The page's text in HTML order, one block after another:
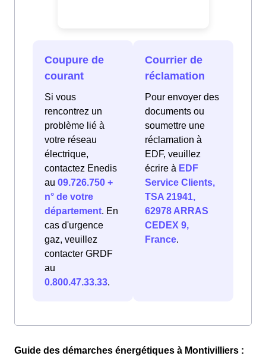
Coupure de
courant
Si vous
rencontrez un
problème lié à
votre réseau
électrique,
contactez Enedis
au 09.726.750 +
n° de votre
département. En
cas d'urgence
gaz, veuillez
contacter GRDF
au
0.800.47.33.33.
Courrier de
réclamation
Pour envoyer des
documents ou
soumettre une
réclamation à
EDF, veuillez
écrire à EDF
Service Clients,
TSA 21941,
62978 ARRAS
CEDEX 9,
France.
Guide des démarches énergétiques à Montivilliers :